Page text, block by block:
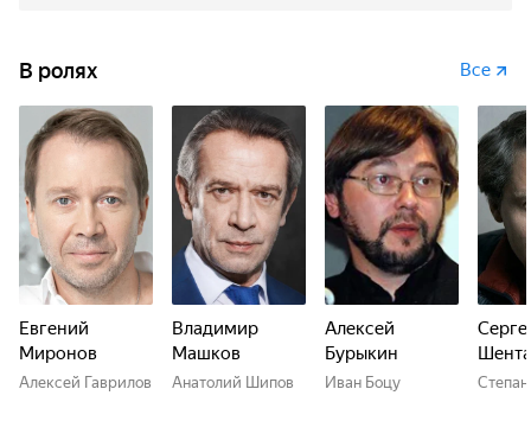
В ролях Все
Евгений
Миронов
Алексей Гаврилов
Владимир
Машков
Анатолий Шипов
Алексей
Бурыкин
Иван Боцу